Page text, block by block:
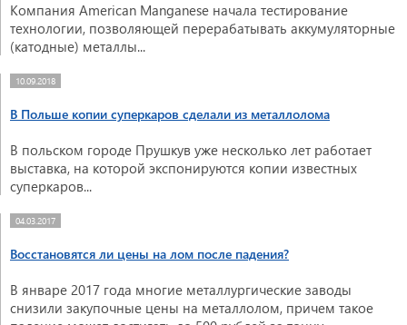
Компания American Manganese начала тестирование
технологии, позволяющей перерабатывать аккумуляторные
(катодные) металлы...
10.09.2018
В Польше копии суперкаров сделали из металлолома
В польском городе Прушкув уже несколько лет работает
выставка, на которой экспонируются копии известных
суперкаров...
04.03.2017
Восстановятся ли цены на лом после падения?
В январе 2017 года многие металлургические заводы
снизили закупочные цены на металлолом, причем такое